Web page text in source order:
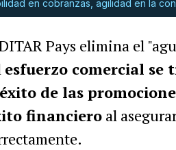
en cobranzas, agilidad en la
Pays elimina el
esfuerzo comercial se
éxito de las
financieroal